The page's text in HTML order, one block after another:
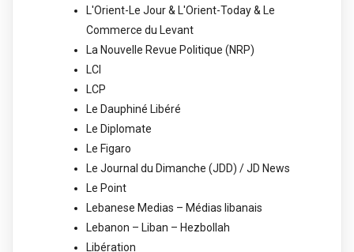
L'Orient-Le Jour & L'Orient-Today & Le
Commerce du Levant
La Nouvelle Revue Politique (NRP)
LCI
LCP
Le Dauphiné Libéré
Le Diplomate
Le Figaro
Le Journal du Dimanche (JDD) / JD News
Le Point
Lebanese Medias – Médias libanais
Lebanon – Liban – Hezbollah
Libération